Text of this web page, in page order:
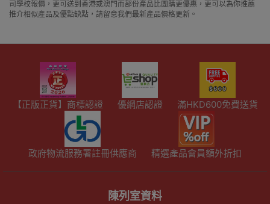
司學校報價，更可送到香港或澳門而部份產品比團購更優惠，更可以為你推薦
推介相似產品及優點缺點，請留意我們最新產品價格更新。
【正版正貨】商標認證 優網店認證 滿HKD600免費送貨
政府物流服務署註冊供應商 精選產品會員額外折扣
陳列室資料